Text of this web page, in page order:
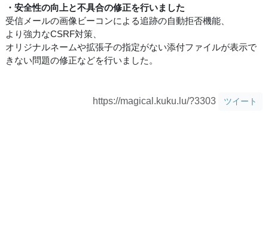
・安全性の向上と不具合の修正を行いました
受信メールの画像ビーコンによる追跡の自動拒否機能、
より強力なCSRF対策、
オリジナルネームや拡張子の指定がない添付ファイルが表示で
きない問題の修正などを行いました。
https://magical.kuku.lu/?3303 ツイート